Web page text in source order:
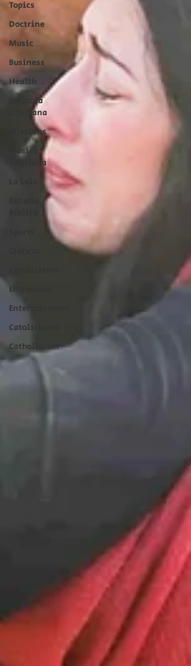
Topics
Doctrine
Music
Business
Health
Película
Cristiana
Missions
Música
cristiana
Entrevista
Entertainment
Catolicismo
Catholicism